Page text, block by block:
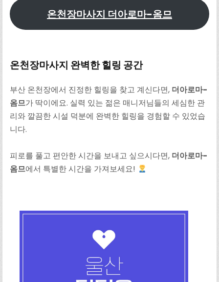
온천장마사지 더아로마-옴므
온천장마사지 완벽한 힐링 공간
부산 온천장에서 진정한 힐링을 찾고 계신다면, 더아로마-
옴므가 딱이에요. 실력 있는 젊은 매니저님들의 세심한 관
리와 깔끔한 시설 덕분에 완벽한 힐링을 경험할 수 있었습
니다.
피로를 풀고 편안한 시간을 보내고 싶으시다면, 더아로마-
옴므에서 특별한 시간을 가져보세요!